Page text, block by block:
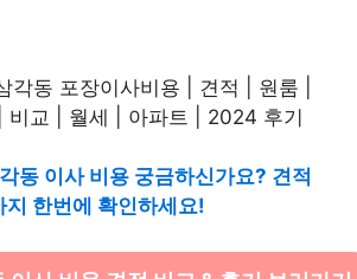
동 이사 비용 궁금하신가요? 견적
지 한번에 확인하세요!